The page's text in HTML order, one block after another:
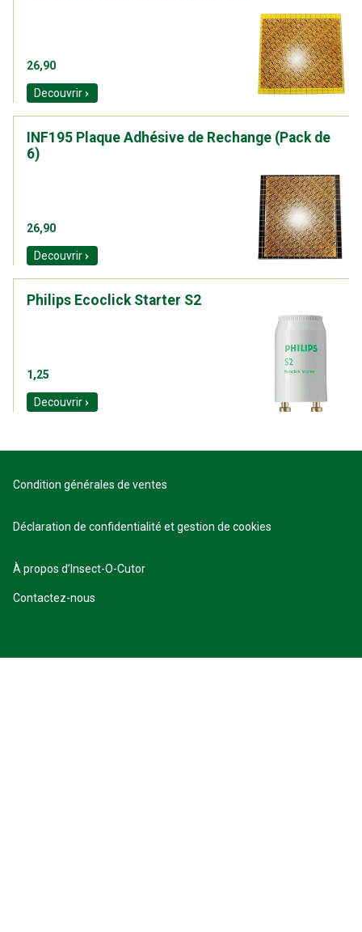
26,90
Decouvrir
INF195 Plaque Adhésive de Rechange (Pack de
6)
26,90
Decouvrir
Philips Ecoclick Starter S2
1,25
Decouvrir
Condition générales de ventes
Déclaration de confidentialité et gestion de cookies
À propos d’Insect-O-Cutor
Contactez-nous